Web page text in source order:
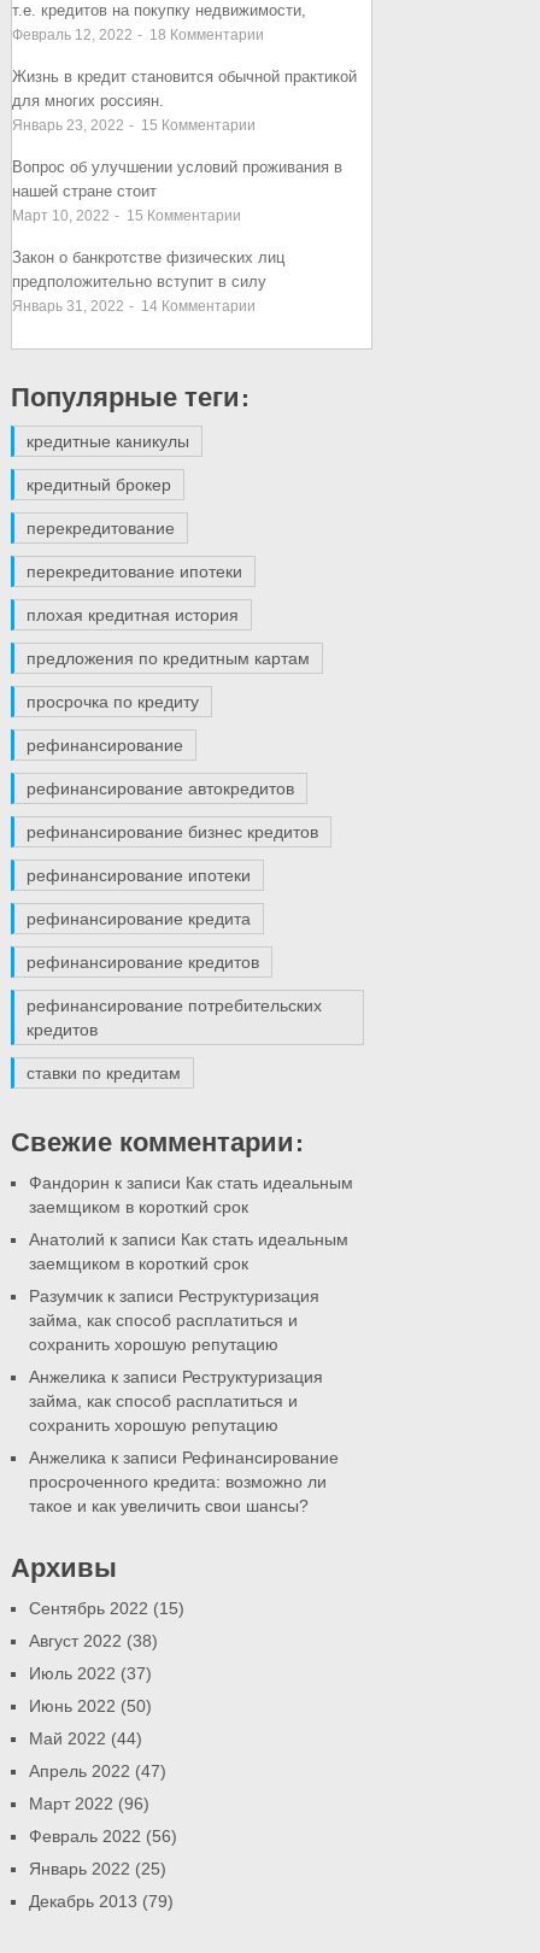
т.е. кредитов на покупку недвижимости,
Февраль 12, 2022 - 18 Комментарии
Жизнь в кредит становится обычной практикой
для многих россиян.
Январь 23, 2022 - 15 Комментарии
Вопрос об улучшении условий проживания в
нашей стране стоит
Март 10, 2022 - 15 Комментарии
Закон о банкротстве физических лиц
предположительно вступит в силу
Январь 31, 2022 - 14Комментарии
Популярные теги:
кредитные каникулы
кредитный брокер
перекредитование
перекредитование ипотеки
плохая кредитная история
предложения по кредитным картам
просрочка по кредиту
рефинансирование
рефинансирование автокредитов
рефинансирование бизнес кредитов
рефинансирование ипотеки
рефинансирование кредита
рефинансирование кредитов
рефинансирование потребительских
кредитов
ставки по кредитам
Свежие комментарии:
Фандорин к записи Как стать идеальным
заемщиком в короткий срок
Анатолий к записи Как стать идеальным
заемщиком в короткий срок
Разумчикк записи Реструктуризация
займа, как способ расплатиться и
сохранить хорошую репутацию
Анжелика к записи Реструктуризация
займа, как способ расплатиться и
сохранить хорошую репутацию
Анжелика к записи Рефинансирование
просроченного кредита: возможно ли
такое и как увеличить свои шансы?
Архивы
Сентябрь 2022 (15)
Август 2022 (38)
Июль 2022 (37)
Июнь 2022 (50)
Май 2022 (44)
Апрель 2022 (47)
Март 2022 (96)
Февраль 2022 (56)
Январь 2022 (25)
Декабрь 2013 (79)